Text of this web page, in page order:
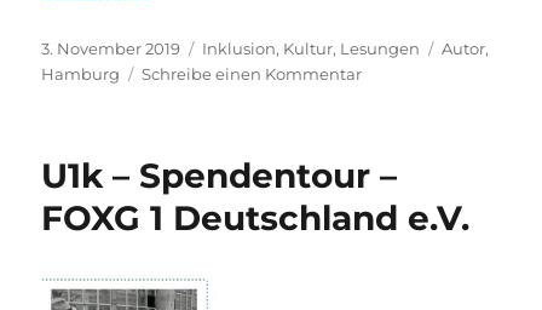
Veröffentlicht
am
3. November 2019 Kategorien
Inklusion, Kultur, Lesungen Autor,
Hamburg
Schreibe einen Kommentarzu
in
Lauffener
U1k – Spendentour –
FOXG 1 Deutschland e.V.